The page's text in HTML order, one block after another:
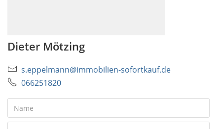
Dieter Mötzing
s.eppelmann@immobilien-sofortkauf.de
066251820